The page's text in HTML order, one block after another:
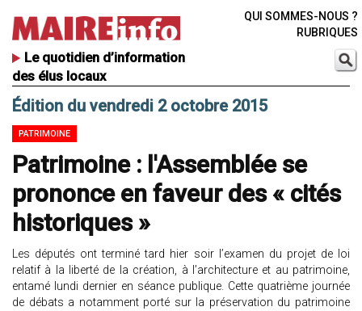
Le quotidien d’information
des élus locaux
QUI SOMMES-NOUS ?
RUBRIQUES
Édition du vendredi 2 octobre 2015
PATRIMOINE
Patrimoine : l'Assemblée se
prononce en faveur des « cités
historiques »
Les députés ont terminé tard hier soir l’examen du projet de loi
relatif à la liberté de la création, à l’architecture et au patrimoine,
entamé lundi dernier en séance publique. Cette quatrième journée
de débats a notamment porté sur la préservation du patrimoine